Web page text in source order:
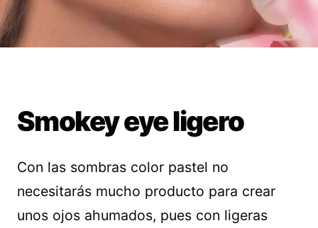
Smokey eye ligero
Con las sombras color pastel no
necesitarás mucho producto para crear
unos ojos ahumados, pues con ligeras